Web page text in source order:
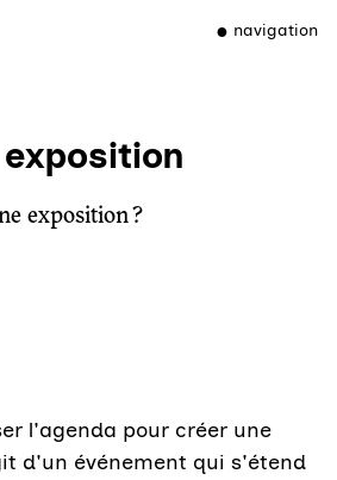
navigation
exposition ?
l'agenda pour créer une
d'un événement qui s'étend